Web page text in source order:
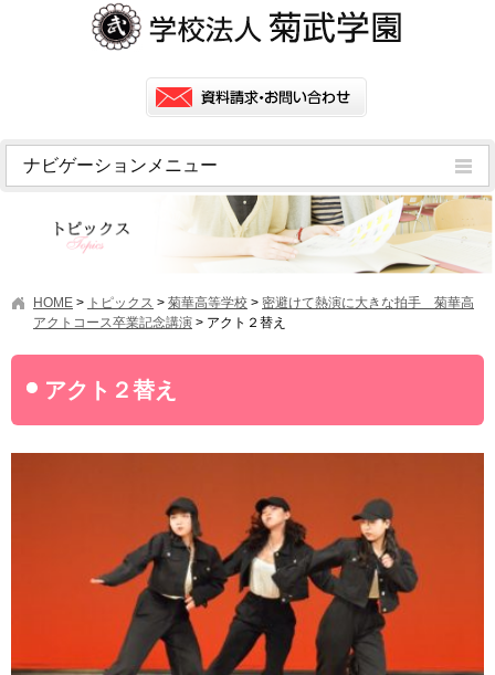
ナビゲーションメニュー
アクセス
情報公開
学園ニュース
HOME > トピックス > 菊華高等学校 > 密避けて熱演に大きな拍手 菊華高
アクトコース卒業記念講演 > アクト２替え
アクト２替え